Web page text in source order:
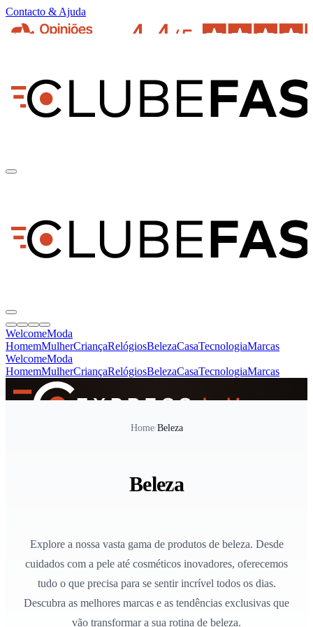
Contacto & Ajuda
WelcomeModa
HomemMulherCriançaRelógiosBelezaCasaTecnologiaMarcas
WelcomeModa
HomemMulherCriançaRelógiosBelezaCasaTecnologiaMarcas
Home/Beleza
Beleza
Explore a nossa vasta gama de produtos de beleza. Desde
cuidados com a pele até cosméticos inovadores, oferecemos
tudo o que precisa para se sentir incrível todos os dias.
Descubra as melhores marcas e as tendências exclusivas que
vão transformar a sua rotina de beleza.